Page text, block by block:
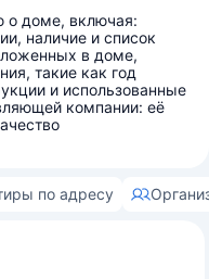
о доме, включая:
наличие и список
в доме,
такие как год
и использованные
компании: её
по адресу